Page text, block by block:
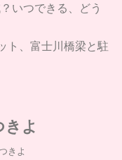
いつできる、どう
ト、富士川橋梁と駐
きよ
きよ